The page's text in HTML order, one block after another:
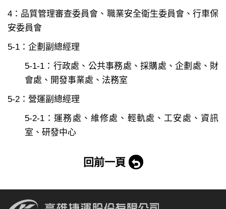
4：品質管理審查委員會、職業安全衛生委員會、行車保
安委員會
5-1：企劃副總經理
5-1-1：行政處、公共事務處、採購處、企劃處、財
會處、開發事業處、法務室
5-2：營運副總經理
5-2-1：運務處、維修處、輕軌處、工安處、資訊
室、研發中心
回前一頁